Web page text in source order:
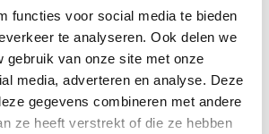
functies voor social media te bieden
te analyseren. Ook delen we
gebruik van onze site met onze
media, adverteren en analyse. Deze
gegevens combineren met andere
ze heeft verstrekt of die ze hebben
Thuis binnen 1 werkdag
Silueta 4 L